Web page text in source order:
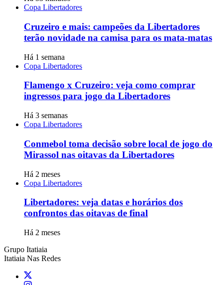
Copa Libertadores
Cruzeiro e mais: campeões da Libertadores
terão novidade na camisa para os mata-matas
Há 1 semana
Copa Libertadores
Flamengo x Cruzeiro: veja como comprar
ingressos para jogo da Libertadores
Há 3 semanas
Copa Libertadores
Conmebol toma decisão sobre local de jogo do
Mirassol nas oitavas da Libertadores
Há 2 meses
Copa Libertadores
Libertadores: veja datas e horários dos
confrontos das oitavas de final
Há 2 meses
Grupo Itatiaia
Itatiaia Nas Redes